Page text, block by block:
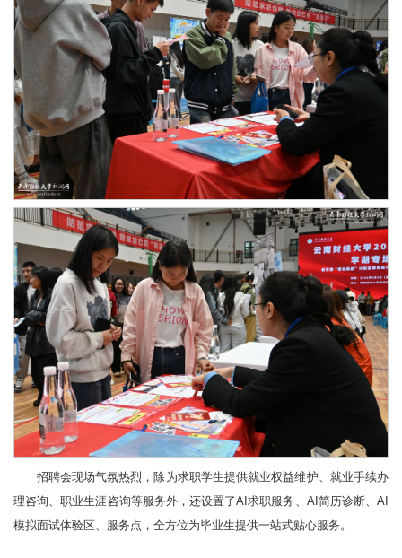
招聘会现场气氛热烈，除为求职学生提供就业权益维护、就业手续办
理咨询、职业生涯咨询等服务外，还设置了AI求职服务、AI简历诊断、AI
模拟面试体验区、服务点，全方位为毕业生提供一站式贴心服务。